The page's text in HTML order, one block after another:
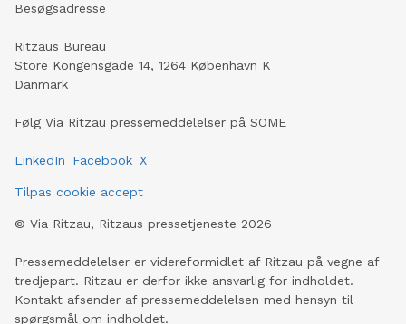
Besøgsadresse
Ritzaus Bureau
Store Kongensgade 14, 1264 København K
Danmark
Følg Via Ritzau pressemeddelelser på SOME
LinkedIn Facebook X
Tilpas cookie accept
© Via Ritzau, Ritzaus pressetjeneste 2026
Pressemeddelelser er videreformidlet af Ritzau på vegne af
tredjepart. Ritzau er derfor ikke ansvarlig for indholdet.
Kontakt afsender af pressemeddelelsen med hensyn til
spørgsmål om indholdet.